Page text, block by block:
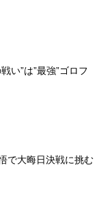
い”は”最強”ゴロフ
で大晦日決戦に挑む